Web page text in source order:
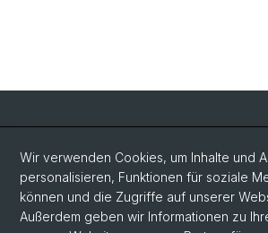
Social Media
LinkedIn
Wir verwenden Cookies, um Inhalte und
personalisieren, Funktionen für soziale
können und die Zugriffe auf unserer
Außerdem geben wir Informationen zu